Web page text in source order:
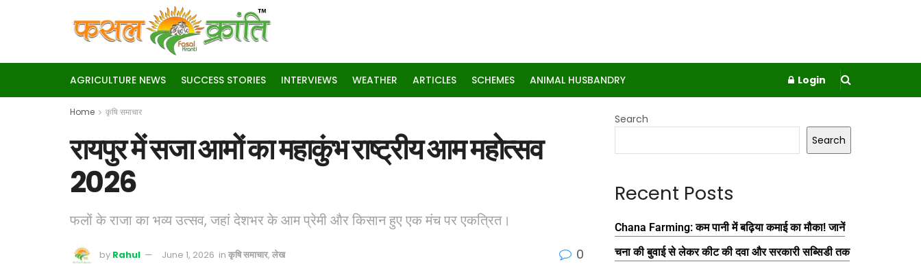
AGRICULTURE NEWS SUCCESS STORIES INTERVIEWS WEATHER ARTICLES SCHEMES ANIMAL HUSBANDRY Login
Home कृषि समाचार
रायपुर में सजा आमों का महाकुंभ राष्ट्रीय आम महोत्सव
2026
फलों के राजा का भव्य उत्सव, जहां देशभर के आम प्रेमी और किसान हुए एक मंच पर एकत्रित।
by Rahul June 1, 2026 in कृषि समाचार, लेख 0
Search
Search
Recent Posts
Chana Farming: कम पानी में बढ़िया कमाई का मौका! जानें
चना की बुवाई से लेकर कीट की दवा और सरकारी सब्सिडी तक